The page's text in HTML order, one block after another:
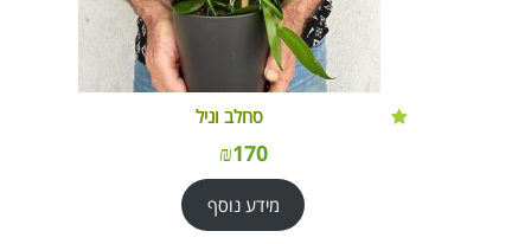
סחלב וניל
₪170
מידע נוסף